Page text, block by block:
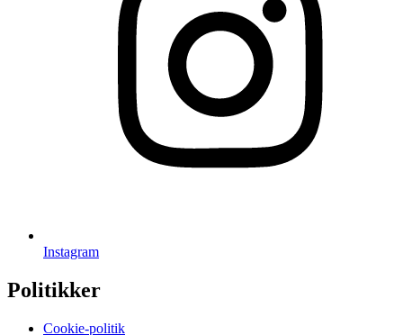
Instagram
Politikker
Cookie-politik